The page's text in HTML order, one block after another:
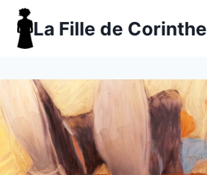
Aller
contenu
La Fille de Corinthe